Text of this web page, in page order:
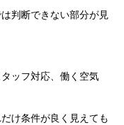
判断できない部分が見
ッフ対応、働く空気
け条件が良く見えても